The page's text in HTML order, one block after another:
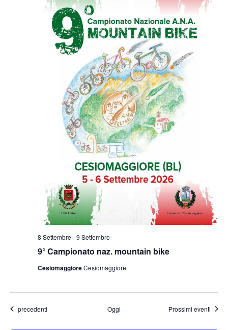
9° Campionato naz. mountain bike
8 Settembre -9 Settembre
CesiomaggioreCesiomaggiore
Eventi
precedenti Oggi Prossimi eventi